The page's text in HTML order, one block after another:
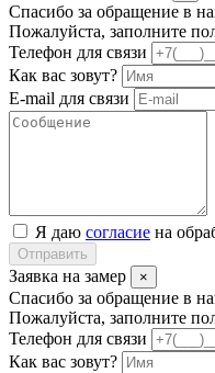
Спасибо за обращение в
Пожалуйста, заполните
Телефон для связи
Как вас зовут?
E-mail для связи
Я даю согласие на
Отправить
Заявка на замер ×
Спасибо за обращение в
Пожалуйста, заполните
Телефон для связи
Как вас зовут?